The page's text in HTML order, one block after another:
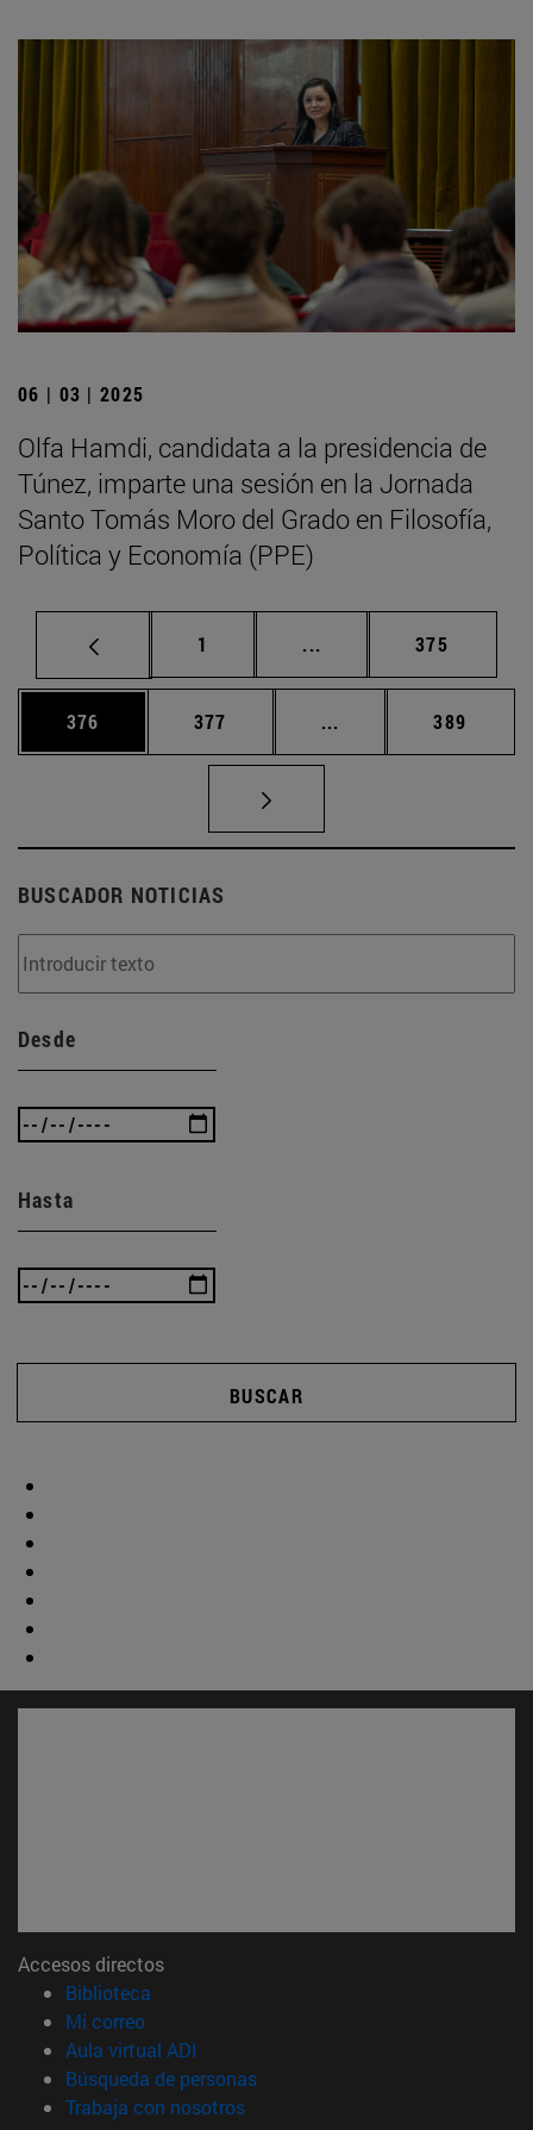
06 | 03 | 2025
Olfa Hamdi, candidata a la presidencia de
Túnez, imparte una sesión en la Jornada
Santo Tomás Moro del Grado en Filosofía,
Política y Economía (PPE)
Página
1 ... Páginas intermedias
Página
375
Página
376 Página
377 ... Páginas intermedias
Página
389
BUSCADOR NOTICIAS
Desde
Hasta
BUSCAR
Accesos directos
Biblioteca
Mi correo(abre en nueva ventana)
Aula virtual ADI
Búsqueda de personas(abre en nueva ventana)
Trabaja con nosotros(abre en nueva ventana)